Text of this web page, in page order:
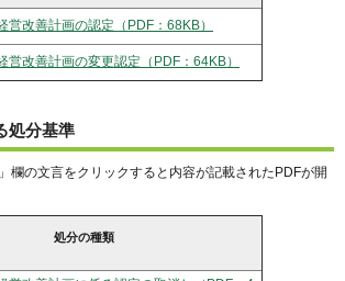
営改善計画の認定（PDF：68KB）
営改善計画の変更認定（PDF：64KB）
処分基準
欄の文言をクリックすると内容が記載されたPDFが開
処分の種類